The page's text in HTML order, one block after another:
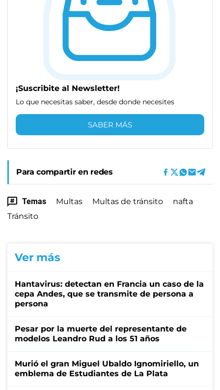
¡Suscribite al Newsletter!
Lo que necesitas saber, desde donde necesites
SABER MÁS
Para compartir en redes
Temas Multas Multas de tránsito
nafta
Tránsito
Ver más
Hantavirus: detectan en Francia un caso de la
cepa Andes, que se transmite de persona a
persona
Pesar por la muerte del representante de
modelos Leandro Rud a los 51 años
Murió el gran Miguel Ubaldo Ignomiriello, un
emblema de Estudiantes de La Plata